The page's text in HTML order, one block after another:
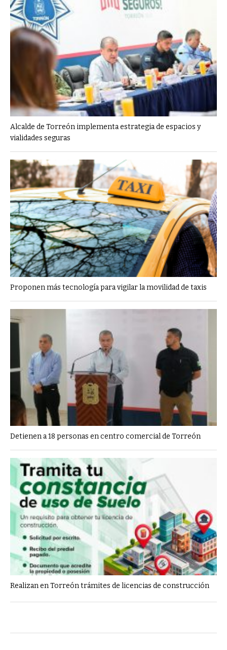
Alcalde de Torreón implementa estrategia de espacios y
vialidades seguras
Proponen más tecnología para vigilar la movilidad de taxis
Detienen a 18 personas en centro comercial de Torreón
Realizan en Torreón trámites de licencias de construcción